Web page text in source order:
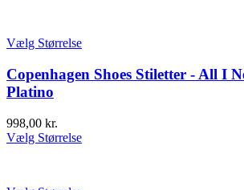
Vælg Størrelse
Copenhagen Shoes Stiletter - All I
Platino
998,00 kr.
Vælg Størrelse